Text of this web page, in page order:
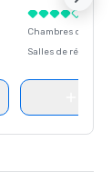
Chambres
Salles de réunion